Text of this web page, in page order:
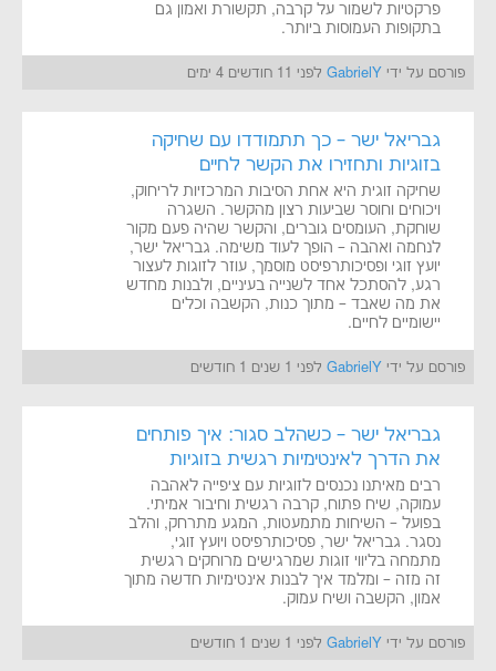
פרקטיות לשמור על קרבה, תקשורת ואמון גם
בתקופות העמוסות ביותר.
פורסם על ידי GabrielY לפני 11 חודשים 4 ימים
גבריאל ישר – כך תתמודדו עם שחיקה
בזוגיות ותחזירו את הקשר לחיים
שחיקה זוגית היא אחת הסיבות המרכזיות לריחוק,
ויכוחים וחוסר שביעות רצון מהקשר. השגרה
שוחקת, העומסים גוברים, והקשר שהיה פעם מקור
לנחמה ואהבה – הופך לעוד משימה. גבריאל ישר,
יועץ זוגי ופסיכותרפיסט מוסמך, עוזר לזוגות לעצור
רגע, להסתכל אחד לשנייה בעיניים, ולבנות מחדש
את מה שאבד – מתוך כנות, הקשבה וכלים
יישומיים לחיים.
פורסם על ידי GabrielY לפני 1 שנים 1 חודשים
גבריאל ישר – כשהלב סגור: איך פותחים
את הדרך לאינטימיות רגשית בזוגיות
רבים מאיתנו נכנסים לזוגיות עם ציפייה לאהבה
עמוקה, שיח פתוח, קרבה רגשית וחיבור אמיתי.
בפועל – השיחות מתמעטות, המגע מתרחק, והלב
נסגר. גבריאל ישר, פסיכותרפיסט ויועץ זוגי,
מתמחה בליווי זוגות שמרגישים מרוחקים רגשית
זה מזה – ומלמד איך לבנות אינטימיות חדשה מתוך
אמון, הקשבה ושיח עמוק.
פורסם על ידי GabrielY לפני 1 שנים 1 חודשים